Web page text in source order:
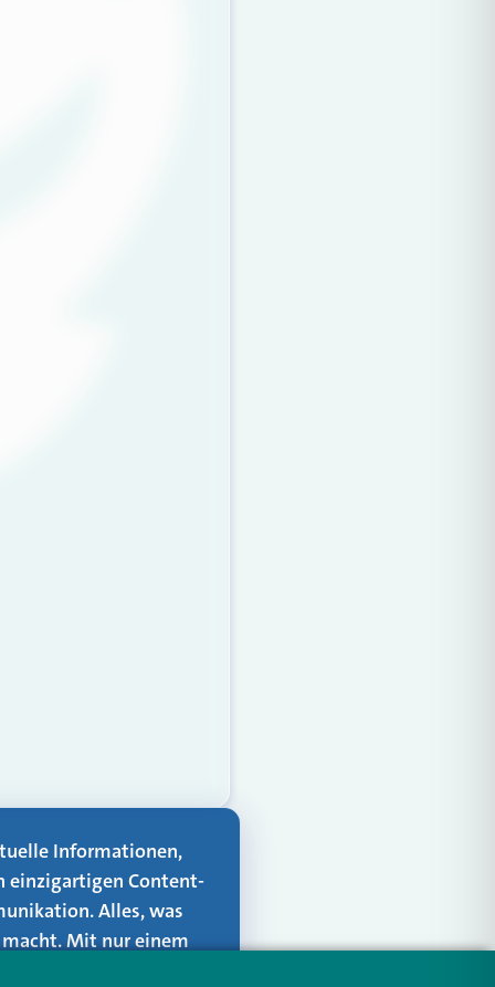
Informationen,
einzigartigen Content-
Alles, was
Mit nur einem